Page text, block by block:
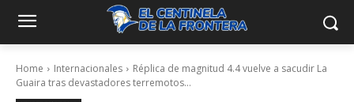
Home Internacionales
Réplica de magnitud 4.4 vuelve a sacudir La
Guaira tras devastadores terremotos...